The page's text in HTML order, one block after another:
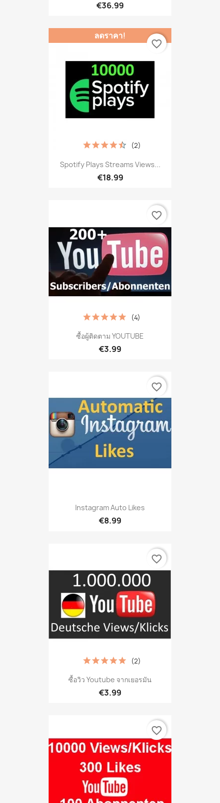
€36.99
Spotify Plays Streams Views...
€18.99
(2)
ลดราคา!
favorite_border
ซื้อผู้ติดตาม YOUTUBE
€3.99
(4)
favorite_border
Instagram Auto Likes
€8.99
favorite_border
ซื้อวิว Youtube จากเยอรมัน
€3.99
(2)
favorite_border
favorite_border